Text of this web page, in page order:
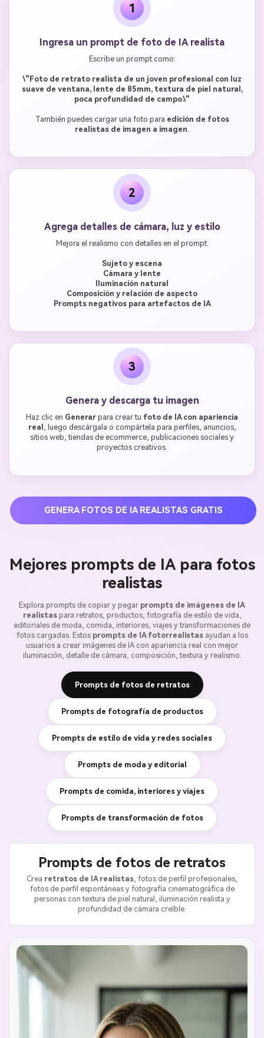
1
Ingresa un prompt de foto de IA realista
Escribe un prompt como:
\"Foto de retrato realista de un joven profesional con luz
suave de ventana, lente de 85mm, textura de piel natural,
poca profundidad de campo.\"
También puedes cargar una foto para edición de fotos
realistas de imagen a imagen
2
Agrega detalles de cámara, luz y estilo
Mejora el realismo con detalles en el prompt:
Sujeto y escena
Cámara y lente
Iluminación natural
Composición y relación de aspecto
Prompts negativos para artefactos de IA
3
Genera y descarga tu imagen
Haz clic en Generar para crear tu foto de IA con apariencia
real , luego descárgala o compártela para perfiles, anuncios,
sitios web, tiendas de ecommerce, publicaciones sociales y
proyectos creativos.
GENERA FOTOS DE IA REALISTAS GRATIS
Mejores prompts de IA para fotos
realistas
Explora prompts de copiar y pegar prompts de imágenes de IA
realistaspara retratos, productos, fotografía de estilo de vida,
editoriales de moda, comida, interiores, viajes y transformaciones de
fotos cargadas. Estos prompts de IA fotorrealistasayudan a los
usuarios a crear imágenes de IA con apariencia real con mejor
iluminación, detalle de cámara, composición, textura y realismo.
Prompts de fotos de retratos
Prompts de fotografía de productos
Prompts de estilo de vida y redes sociales
Prompts de moda y editorial
Prompts de comida, interiores y viajes
Prompts de transformación de fotos
Prompts de fotos de retratos
Crea retratos de IA realistas, fotos de perfil profesionales,
fotos de perfil espontáneas y fotografía cinematográfica de
personas con textura de piel natural, iluminación realista y
profundidad de cámara creíble.